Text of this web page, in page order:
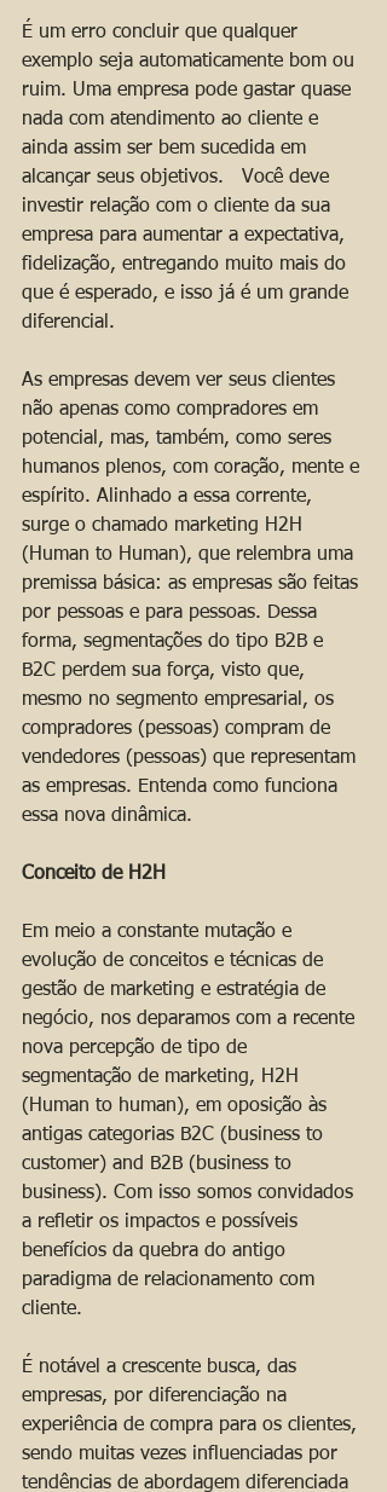
É um erro concluir que qualquer
exemplo seja automaticamente bom ou
ruim. Uma empresa pode gastar quase
nada com atendimento ao cliente e
ainda assim ser bem sucedida em
alcançar seus objetivos.   Você deve
investir relação com o cliente da sua
empresa para aumentar a expectativa,
fidelização, entregando muito mais do
que é esperado, e isso já é um grande
diferencial.
As empresas devem ver seus clientes
não apenas como compradores em
potencial, mas, também, como seres
humanos plenos, com coração, mente e
espírito. Alinhado a essa corrente,
surge o chamado marketing H2H
(Human to Human), que relembra uma
premissa básica: as empresas são feitas
por pessoas e para pessoas. Dessa
forma, segmentações do tipo B2B e
B2C perdem sua força, visto que,
mesmo no segmento empresarial, os
compradores (pessoas) compram de
vendedores (pessoas) que representam
as empresas. Entenda como funciona
essa nova dinâmica.
Conceito de H2H
Em meio a constante mutação e
evolução de conceitos e técnicas de
gestão de marketing e estratégia de
negócio, nos deparamos com a recente
nova percepção de tipo de
segmentação de marketing, H2H
(Human to human), em oposição às
antigas categorias B2C (business to
customer) and B2B (business to
business). Com isso somos convidados
a refletir os impactos e possíveis
benefícios da quebra do antigo
paradigma de relacionamento com
cliente.
É notável a crescente busca, das
empresas, por diferenciação na
experiência de compra para os clientes,
sendo muitas vezes influenciadas por
tendências de abordagem diferenciada